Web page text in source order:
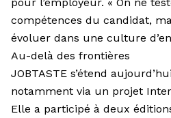
compétences du candidat,
évoluer dans une culture
Au-delà des frontières
JOBTASTE s’étend
notamment via un projet
Elle a participé à deux